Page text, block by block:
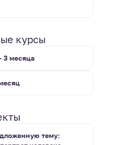
курсы
3 месяца
тему: